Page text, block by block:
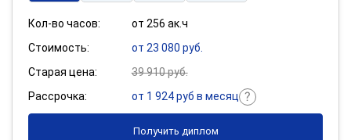
Кол-во часов:
от 256 ак.ч
Стоимость:
от 23 080 руб.
Старая цена:
39 910 руб.
Рассрочка:
от 1 924 руб в месяц
Получить диплом